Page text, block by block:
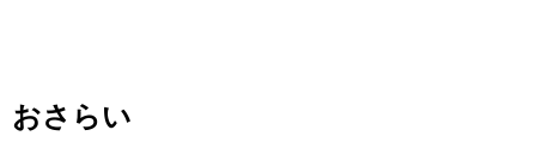
おさらい